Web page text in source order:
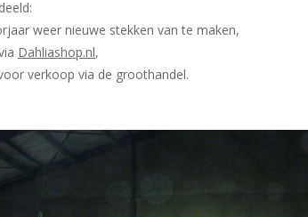
weer nieuwe stekken van te maken,
Dahliashop.nl,
verkoop via de groothandel.